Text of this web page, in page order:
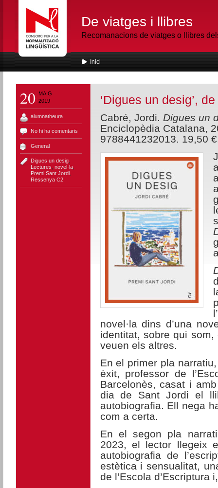
De viatges i llibres
Recomanacions de viatges o llibres
Inici
20
MAIG
2019
alumnatheura
No hi ha comentaris
General
Digues un desig,
Lectures novel·la,
Premi Sant Jordi,
Ressenya C2
‘Digues un desig’,
Cabré, Jordi. Digues un
Enciclopèdia Catalana,
9788441232013. 19,50
novel·la dins d’una
identitat, sobre qui
veuen els altres.
En el primer pla
èxit, professor de
Barcelonès, casat i
dia de Sant Jordi el
autobiografia. Ell nega
com a certa.
En el segon pla
2023, el lector llegeix
autobiografia de
estètica i sensualitat,
de l’Escola